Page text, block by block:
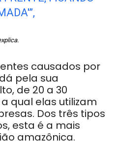
causados por
pela sua
de 20 a 30
qual elas utilizam
Dos três tipos
esta é a mais
amazônica.